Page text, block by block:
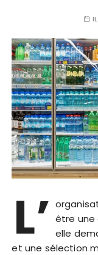
L’ être une
elle
et une sélection